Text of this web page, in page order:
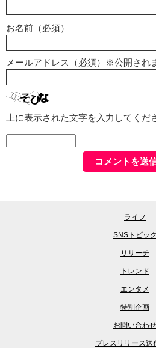
お名前（必須）
メールアドレス（必須）※公開され
上に表示された文字を入力してくだ
ライフ
SNSトピック
リサーチ
トレンド
エンタメ
特別企画
お問い合わせ
プレスリリース送